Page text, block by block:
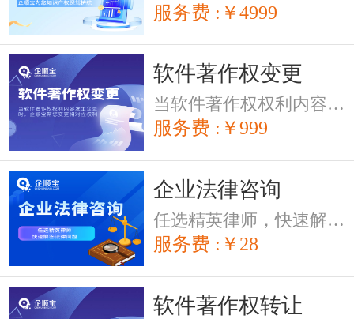
服务费 :￥4999
软件著作权变更
当软件著作权权利内容发生变更时，企顺宝帮您变更相对应权利
服务费 :￥999
企业法律咨询
任选精英律师，快速解答法律问题
服务费 :￥28
软件著作权转让